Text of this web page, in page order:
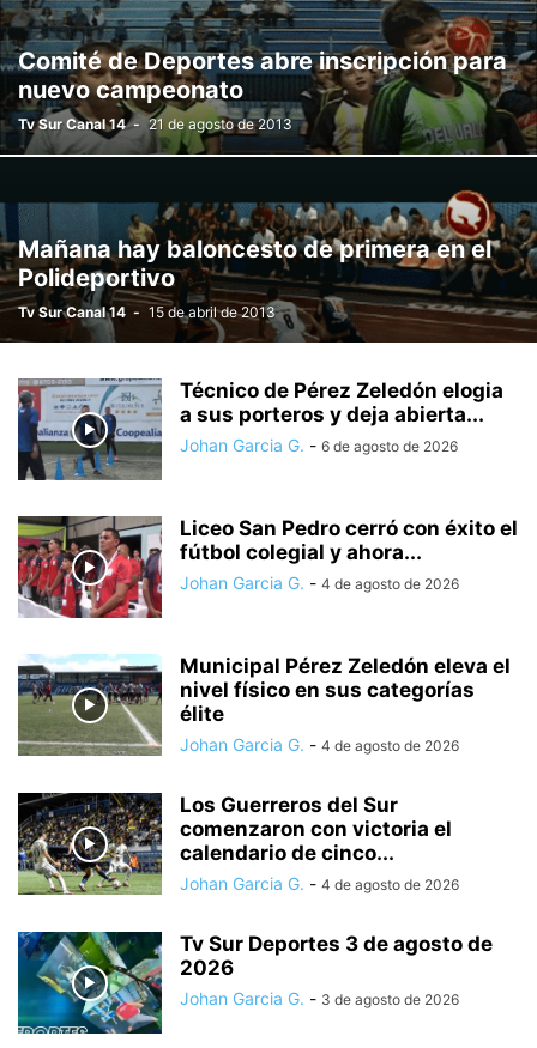
Comité de Deportes abre inscripción para
nuevo campeonato
Tv Sur Canal 14 - 21 de agosto de 2013
Mañana hay baloncesto de primera en el
Polideportivo
Tv Sur Canal 14 - 15 de abril de 2013
Técnico de Pérez Zeledón elogia
a sus porteros y deja abierta...
Johan Garcia G. - 6 de agosto de 2026
Liceo San Pedro cerró con éxito el
fútbol colegial y ahora...
Johan Garcia G. - 4 de agosto de 2026
Municipal Pérez Zeledón eleva el
nivel físico en sus categorías
élite
Johan Garcia G. - 4 de agosto de 2026
Los Guerreros del Sur
comenzaron con victoria el
calendario de cinco...
Johan Garcia G. - 4 de agosto de 2026
Tv Sur Deportes 3 de agosto de
2026
Johan Garcia G. - 3 de agosto de 2026